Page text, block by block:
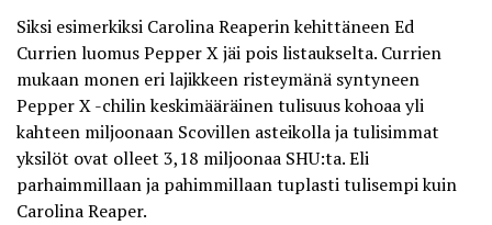
Siksi esimerkiksi Carolina Reaperin kehittäneen Ed
Currien luomus Pepper X jäi pois listaukselta. Currien
mukaan monen eri lajikkeen risteymänä syntyneen
Pepper X -chilin keskimääräinen tulisuus kohoaa yli
kahteen miljoonaan Scovillen asteikolla ja tulisimmat
yksilöt ovat olleet 3,18 miljoonaa SHU:ta. Eli
parhaimmillaan ja pahimmillaan tuplasti tulisempi kuin
Carolina Reaper.